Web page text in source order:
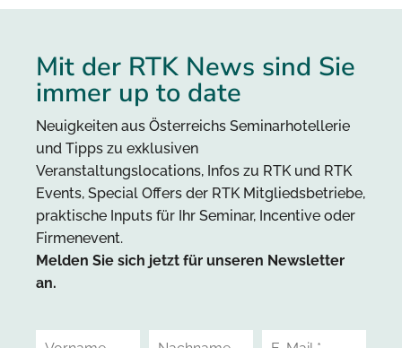
Mit der RTK News sind Sie
immer up to date
Neuigkeiten aus Österreichs Seminarhotellerie
und Tipps zu exklusiven
Veranstaltungslocations, Infos zu RTK und RTK
Events, Special Offers der RTK Mitgliedsbetriebe,
praktische Inputs für Ihr Seminar, Incentive oder
Firmenevent.
Melden Sie sich jetzt für unseren Newsletter
an.